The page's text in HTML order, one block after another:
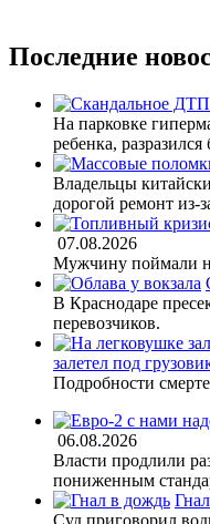
Последние
На парковке
ребенка,
Владельцы
дорогой ремонт из-
07.08.2026
Мужчину поймали
В Краснодаре
перевозчиков.
залетел под
Подробности
06.08.2026
Власти продлили
пониженным
Суд приговорил